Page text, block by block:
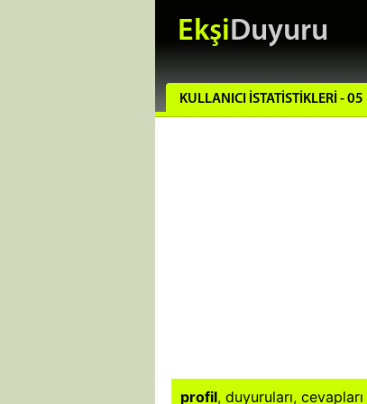
EkşiDuyuru
KULLANICI İSTATISTIKLERI - 05
profil, duyuruları, cevapları